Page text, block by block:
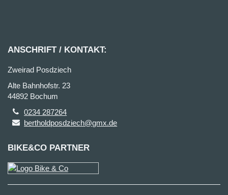
ANSCHRIFT / KONTAKT:
Zweirad Posdziech
Alte Bahnhofstr. 23
44892 Bochum
0234 287264
bertholdposdziech@gmx.de
BIKE&CO PARTNER